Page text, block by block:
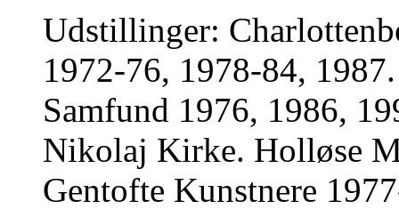
Udstillinger:
1972-76, 1978-84,
Samfund 1976, 1986,
Nikolaj Kirke. Holløse
Gentofte Kunstnere